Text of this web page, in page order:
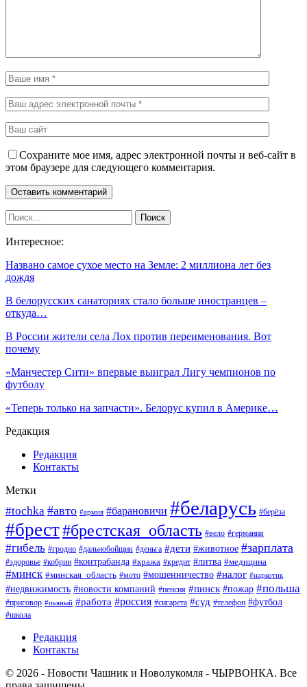
Сохраните мое имя, адрес электронной почты и веб-сайт в
этом браузере для следующего комментария.
Интересное:
Названо самое сухое место на Земле: 2 миллиона лет без
дождя
В белорусских санаториях стало больше иностранцев –
откуда…
В России жители села Лох против переименования. Вот
почему
«Манчестер Сити» впервые выиграл Лигу чемпионов по
футболу
«Теперь только на запчасти». Белорус купил в Америке…
Редакция
Редакция
Контакты
Метки
#tochka #авто #армия #барановичи #беларусь #берёза
#брест#брестская_область #вело #германия
#гибель #гродно #дальнобойщик #деньга #дети #животное #зарплата
#здоровье #кобрин #контрабанда #кража #кредит #литва #медицина
#минск #минская_область #мото #мошенничество #налог #наркотик
#недвижимость #новости компаний #пенсия #пинск #пожар #польша
#приговор #пьяный #работа #россия #сигарета #суд #телефон #футбол
#школа
Редакция
Контакты
© 2026 - Новости Чашник и Новолукомля - ЧЫРВОНКА. Все